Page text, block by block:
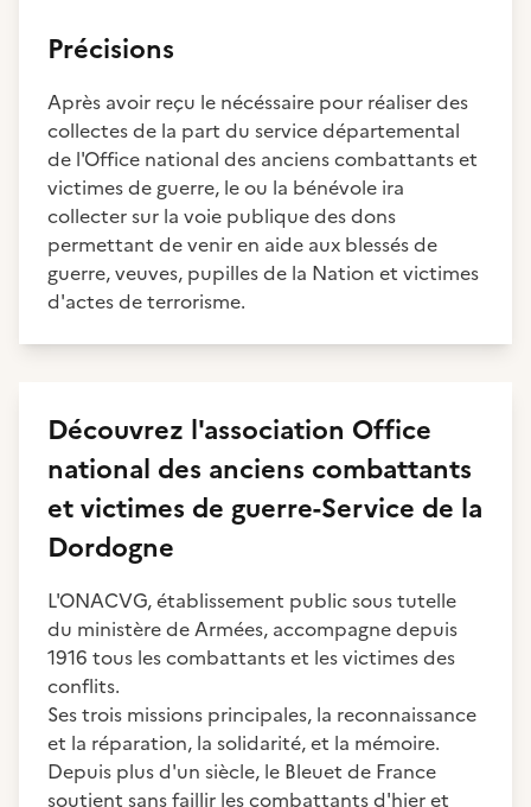
Précisions
Après avoir reçu le nécéssaire pour réaliser des
collectes de la part du service départemental
de l'Office national des anciens combattants et
victimes de guerre, le ou la bénévole ira
collecter sur la voie publique des dons
permettant de venir en aide aux blessés de
guerre, veuves, pupilles de la Nation et victimes
d'actes de terrorisme.
Découvrez l'association Office
national des anciens combattants
et victimes de guerre-Service de la
Dordogne
L'ONACVG, établissement public sous tutelle
du ministère de Armées, accompagne depuis
1916 tous les combattants et les victimes des
conflits.
Ses trois missions principales, la reconnaissance
et la réparation, la solidarité, et la mémoire.
Depuis plus d'un siècle, le Bleuet de France
soutient sans faillir les combattants d'hier et